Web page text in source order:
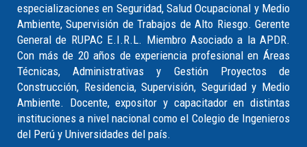
especializaciones en Seguridad, Salud Ocupacional y Medio
Ambiente, Supervisión de Trabajos de Alto Riesgo. Gerente
General de RUPAC E.I.R.L. Miembro Asociado a la APDR.
Con más de 20 años de experiencia profesional en Áreas
Técnicas, Administrativas y Gestión Proyectos de
Construcción, Residencia, Supervisión, Seguridad y Medio
Ambiente. Docente, expositor y capacitador en distintas
instituciones a nivel nacional como el Colegio de Ingenieros
del Perú y Universidades del país.